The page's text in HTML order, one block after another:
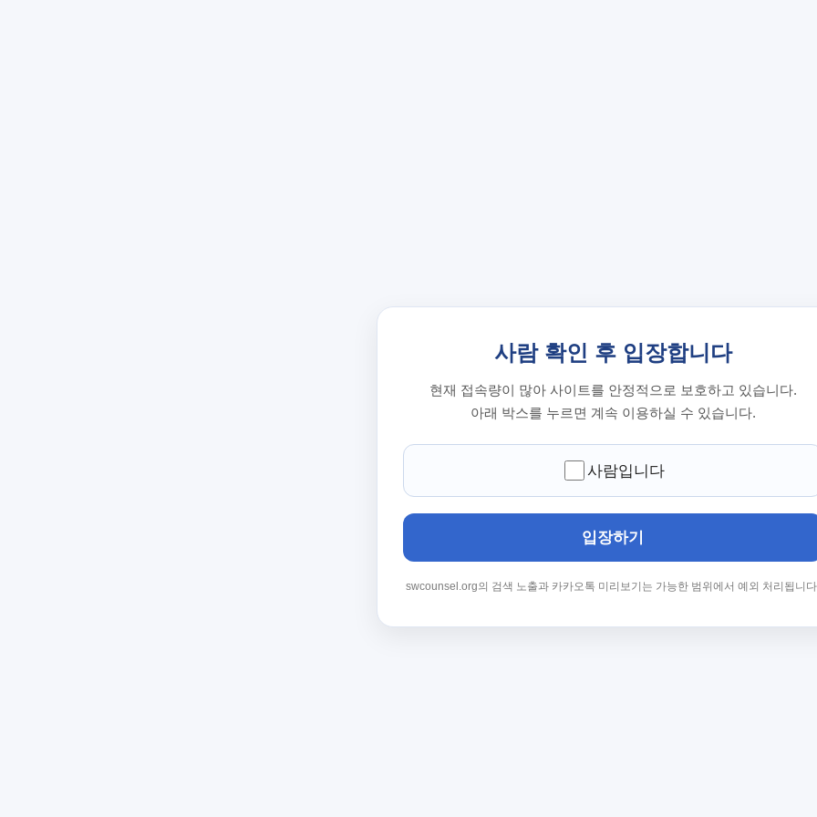
사람 확인 후 입장합니다
현재 접속량이 많아 사이트를 안정적으로 보호하고 있습니다.
아래 박스를 누르면 계속 이용하실 수 있습니다.
사람입니다
입장하기
swcounsel.org의 검색 노출과 카카오톡 미리보기는 가능한 범위에서 예외 처리됩니